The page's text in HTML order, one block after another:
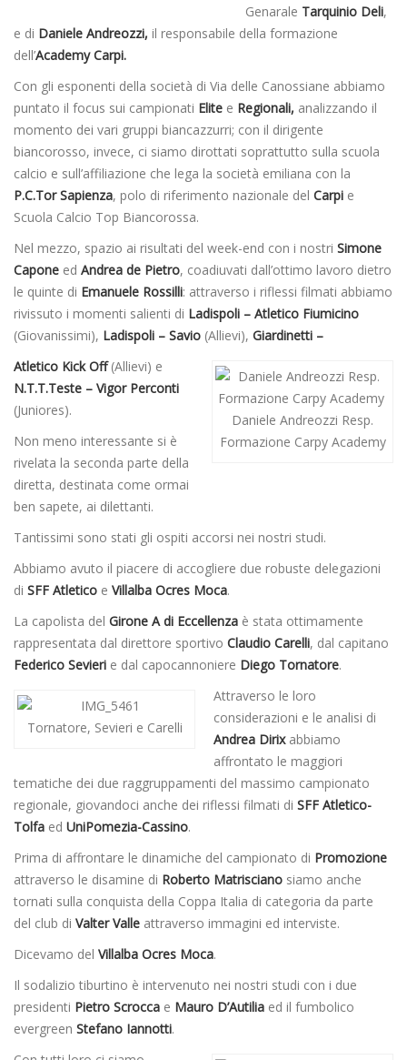
Genarale Tarquinio Deli,
e di Daniele Andreozzi, il responsabile della formazione
dell’Academy Carpi.
Con gli esponenti della società di Via delle Canossiane abbiamo
puntato il focus sui campionati Elite e Regionali, analizzando il
momento dei vari gruppi biancazzurri; con il dirigente
biancorosso, invece, ci siamo dirottati soprattutto sulla scuola
calcio e sull’affiliazione che lega la società emiliana con la
P.C.Tor Sapienza, polo di riferimento nazionale del Carpi e
Scuola Calcio Top Biancorossa.
Nel mezzo, spazio ai risultati del week-end con i nostri Simone
Capone ed Andrea de Pietro, coadiuvati dall’ottimo lavoro dietro
le quinte di Emanuele Rossilli: attraverso i riflessi filmati abbiamo
rivissuto i momenti salienti di Ladispoli – Atletico Fiumicino
(Giovanissimi), Ladispoli – Savio (Allievi), Giardinetti –
Daniele Andreozzi Resp.
Formazione Carpy Academy
Atletico Kick Off(Allievi) e
N.T.T.Teste – Vigor Perconti
(Juniores).
Non meno interessante si è
rivelata la seconda parte della
diretta, destinata come ormai
ben sapete, ai dilettanti.
Tantissimi sono stati gli ospiti accorsi nei nostri studi.
Abbiamo avuto il piacere di accogliere due robuste delegazioni
di SFF Atletico e Villalba Ocres Moca.
La capolista del Girone A di Eccellenza è stata ottimamente
rappresentata dal direttore sportivo Claudio Carelli, dal capitano
Federico Sevieri e dal capocannoniere Diego Tornatore.
Tornatore, Sevieri e Carelli
Attraverso le loro
considerazioni e le analisi di
Andrea Dirixabbiamo
affrontato le maggiori
tematiche dei due raggruppamenti del massimo campionato
regionale, giovandoci anche dei riflessi filmati di SFF Atletico-
Tolfa ed UniPomezia-Cassino.
Prima di affrontare le dinamiche del campionato di Promozione
attraverso le disamine di Roberto Matrisciano siamo anche
tornati sulla conquista della Coppa Italia di categoria da parte
del club di Valter Valle attraverso immagini ed interviste.
Dicevamo del Villalba Ocres Moca.
Il sodalizio tiburtino è intervenuto nei nostri studi con i due
presidenti Pietro Scrocca e Mauro D’Autilia ed il fumbolico
evergreen Stefano Iannotti.